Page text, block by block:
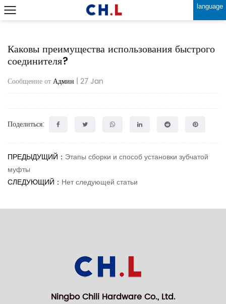
language
Каковы преимущества использования быстрого
соединителя?
Сообщение отАдмин | 27 Jan
Поделиться:
ПРЕДЫДУЩИЙ： Этапы сборки и способ установки зубчатой ​​
муфты
СЛЕДУЮЩИЙ： Нет следующей статьи
Ningbo Chili Hardware Co., Ltd.